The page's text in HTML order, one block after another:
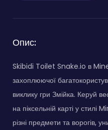
Опис:
Skibidi Toilet Snake.io в
захоплюючої
виклику гри Змійка. Керуй
на піксельній карті у
різні предмети та ворогів,